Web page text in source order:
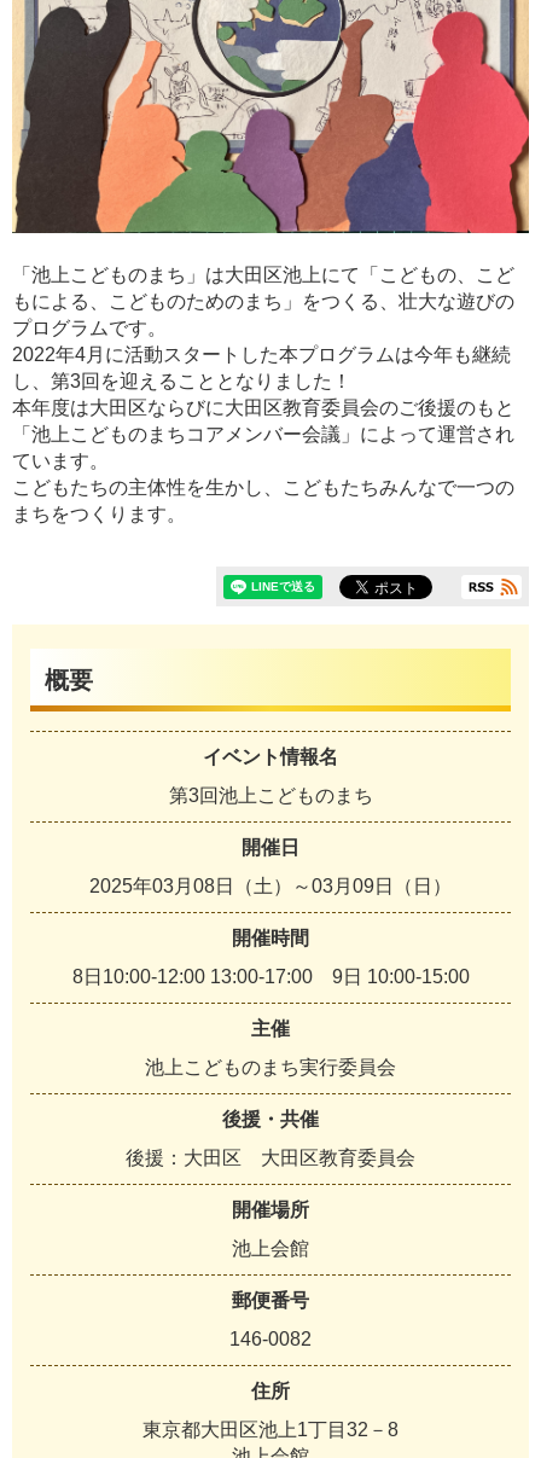
「池上こどものまち」は大田区池上にて「こどもの、こど
もによる、こどものためのまち」をつくる、壮大な遊びの
プログラムです。
2022年4月に活動スタートした本プログラムは今年も継続
し、第3回を迎えることとなりました！
本年度は大田区ならびに大田区教育委員会のご後援のもと
「池上こどものまちコアメンバー会議」によって運営され
ています。
こどもたちの主体性を生かし、こどもたちみんなで一つの
まちをつくります。
概要
イベント情報名
第3回池上こどものまち
開催日
2025年03月08日（土）～03月09日（日）
開催時間
8日10:00-12:00 13:00-17:00 9日 10:00-15:00
主催
池上こどものまち実行委員会
後援・共催
後援：大田区 大田区教育委員会
開催場所
池上会館
郵便番号
146-0082
住所
東京都大田区池上1丁目32－8